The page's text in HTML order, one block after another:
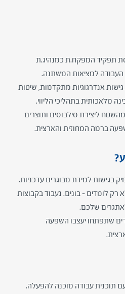
תפקיד המפקח.ת כמנהיג.ת
למציאות המשתנה.
אנדרגוגיות מתקדמות, שיטות
מלאכותית בתהליכי הליווי.
מהשטח ליצירת סילבוסים ותוצרים
ברמה המחוזית והארצית.
בגישות למידת מבוגרים עדכניות.
רק לומדים – בונים. נעבוד בקבוצות
שלכם.
שתפתחו יעצבו השפעה
עם תוכנית עבודה מוכנה להפעלה.